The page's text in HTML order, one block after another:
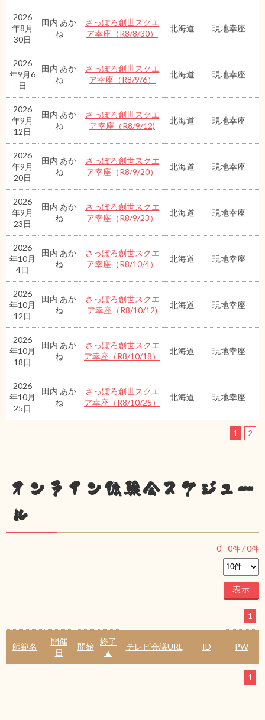
2026
年8月
30日
田内 あか
ね
さっぽろ創世スクエ
ア幸座（R8/8/30）
北海道 現地幸座
2026
年9月6
日
田内 あか
ね
さっぽろ創世スクエ
ア幸座（R8/9/6）
北海道 現地幸座
2026
年9月
12日
田内 あか
ね
さっぽろ創世スクエ
ア幸座（R8/9/12)
北海道 現地幸座
2026
年9月
20日
田内 あか
ね
さっぽろ創世スクエ
ア幸座（R8/9/20）
北海道 現地幸座
2026
年9月
23日
田内 あか
ね
さっぽろ創世スクエ
ア幸座（R8/9/23）
北海道 現地幸座
2026
年10月
4日
田内 あか
ね
さっぽろ創世スクエ
ア幸座（R8/10/4）
北海道 現地幸座
2026
年10月
12日
田内 あか
ね
さっぽろ創世スクエ
ア幸座（R8/10/12)
北海道 現地幸座
2026
年10月
18日
田内 あか
ね
さっぽろ創世スクエ
ア幸座（R8/10/18）
北海道 現地幸座
2026
年10月
25日
田内 あか
ね
さっぽろ創世スクエ
ア幸座（R8/10/25）
北海道 現地幸座
1 2
オンライン体験会スケジュー
ル
0 - 0件 /0件
1
師範名
開催
日
開始
終了
▲
テレビ会議URL ID PW
1